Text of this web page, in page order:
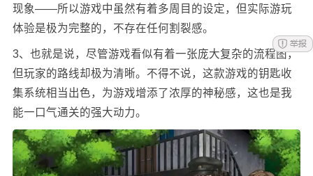
现象——所以游戏中虽然有着多周目的设定，但实际游玩
体验是极为完整的，不存在任何割裂感。
3、也就是说，尽管游戏看似有着一张庞大复杂的流程图，
但玩家的路线却极为清晰。不得不说，这款游戏的钥匙收
集系统相当出色，为游戏增添了浓厚的神秘感，这也是我
能一口气通关的强大动力。